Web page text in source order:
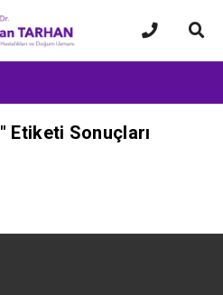
" Etiketi Sonuçları